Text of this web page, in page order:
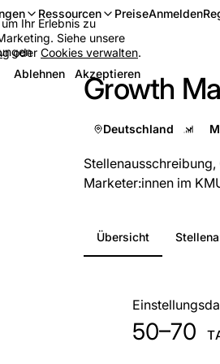
Ressourcen PreiseAnmelden
Growth
Deutschland
Marketer:innen im
Übersicht
50–70
Ihr Erlebnis zu
Siehe unsere
oder Cookies verwalten.
Ablehnen
Akzeptieren